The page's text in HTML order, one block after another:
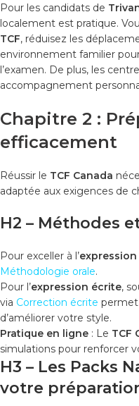
Pour les candidats de
localement est pratique.
TCF, réduisez les
environnement familier
l’examen. De plus, les
accompagnement
Chapitre 2 :
efficacement
Réussir le TCF Canada
adaptée aux exigences de
H2 – Méthodes
Pour exceller à l’
Méthodologie orale.
Pour l’expression écrite,
via Correction écrite permet
d’améliorer votre style.
Pratique en ligne : Le TCF
simulations pour renforcer
H3 – Les Packs
votre